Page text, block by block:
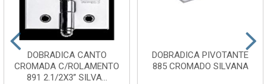
DOBRADICA CANTO
CROMADA C/ROLAMENTO
891 2.1/2X3” SILVA...
DOBRADICA PIVOTANTE
885 CROMADO SILVANA